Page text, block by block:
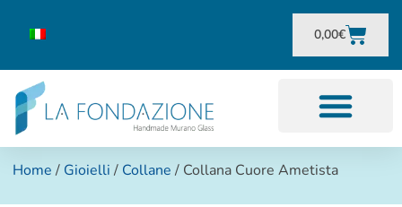
0,00€
Home / Gioielli / Collane / Collana Cuore Ametista